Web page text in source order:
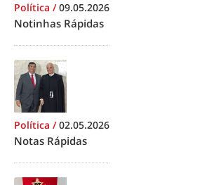
Política /09.05.2026
Notinhas Rápidas
Política /02.05.2026
Notas Rápidas